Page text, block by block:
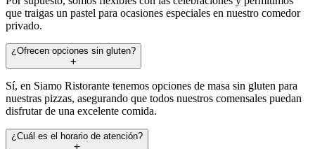
que traigas un pastel para ocasiones especiales en nuestro comedor
privado.
¿Ofrecen opciones sin gluten?
Sí, en Siamo Ristorante tenemos opciones de masa sin gluten para
nuestras pizzas, asegurando que todos nuestros comensales puedan
disfrutar de una excelente comida.
¿Cuál es el horario de atención?